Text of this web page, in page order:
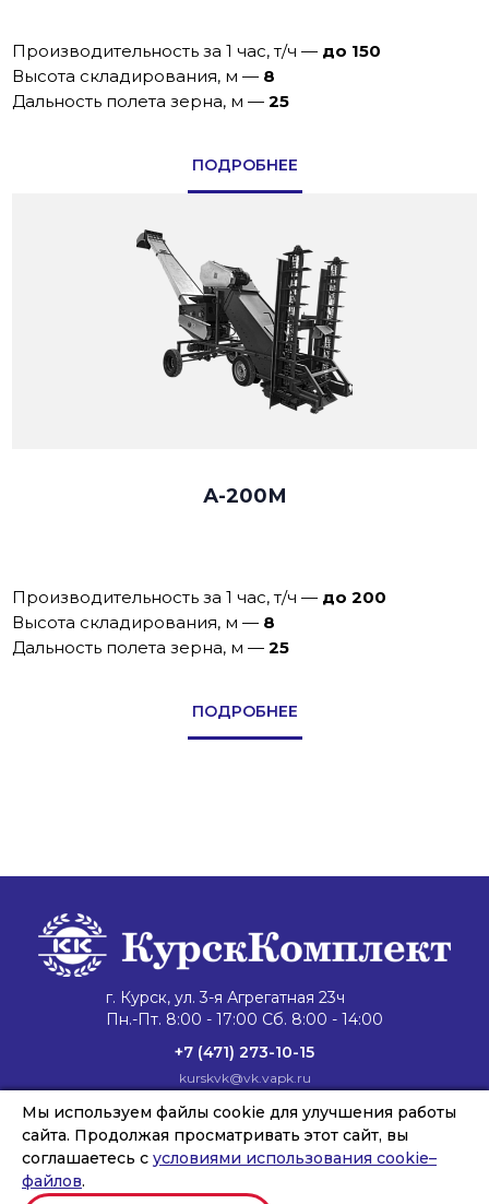
Производительность за 1 час, т/ч — до 150
Высота складирования, м — 8
Дальность полета зерна, м —25
ПОДРОБНЕЕ
А-200М
Производительность за 1 час, т/ч — до 200
Высота складирования, м — 8
Дальность полета зерна, м —25
ПОДРОБНЕЕ
г. Курск, ул. 3-я Агрегатная 23ч
Пн.-Пт. 8:00 - 17:00 Сб. 8:00 - 14:00
+7 (471) 273-10-15
kurskvk@vk.vapk.ru
ГлавнаяКаталог техники Запасные части
Сервис и ремонтЛизинг и кредитФилиалыО компании
НовостиКонтакты
Мы используем файлы cookie для улучшения работы
сайта. Продолжая просматривать этот сайт, вы
соглашаетесь с условиями использования cookie–
файлов.